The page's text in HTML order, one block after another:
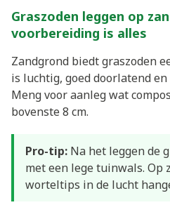
Graszoden leggen op
voorbereiding is alles
Zandgrond biedt graszoden
is luchtig, goed doorlatend
Meng voor aanleg wat
bovenste 8 cm.
Pro-tip: Na het leggen de
met een lege tuinwals. Op
worteltips in de lucht